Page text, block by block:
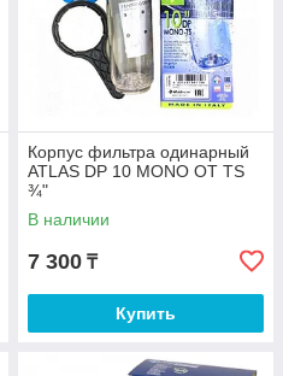
Корпус фильтра одинарный
ATLAS DP 10 MONO OT TS
¾"
В наличии
7 300 ₸
Купить